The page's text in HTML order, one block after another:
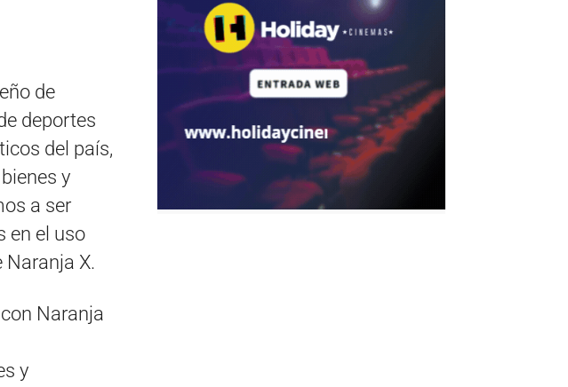
de
deportes
del país,
y
a ser
en el uso
Naranja X.
Naranja
y